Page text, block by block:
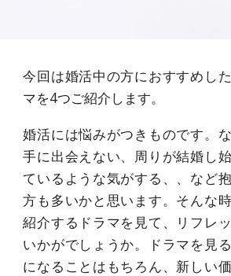
今回は婚活中の方におすすめし
マを4つご紹介します。
婚活には悩みがつきものです。
手に出会えない、周りが結婚し
ているような気がする、、など
方も多いかと思います。そんな
紹介するドラマを見て、リフレ
いかがでしょうか。ドラマを見
になることはもちろん、新しい